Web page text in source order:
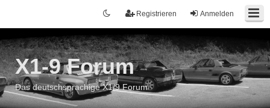
Anmelden
Registrieren
X1-9 Forum
Das deutschsprachige X1/9 Forum